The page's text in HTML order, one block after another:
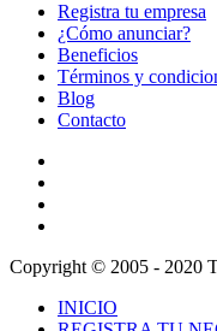
Registra tu empresa
¿Cómo anunciar?
Beneficios
Términos y
Blog
Contacto
Copyright © 2005 - 2020
INICIO